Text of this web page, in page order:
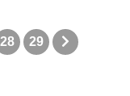
28 29